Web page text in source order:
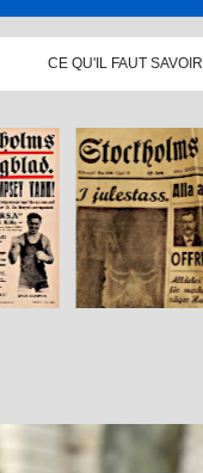
CE QU'IL FAUT SAVOIR